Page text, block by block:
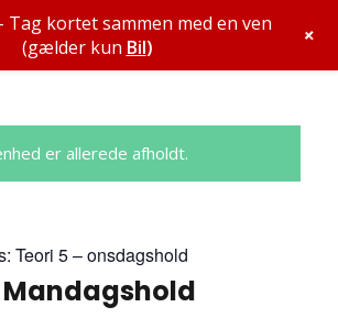
er allerede afholdt.
Teori 5 – onsdagshold
Mandagshold
Tag kortet sammen med en ven
(gælder kun Bil) +